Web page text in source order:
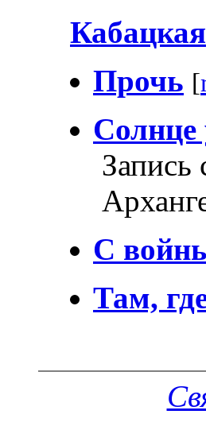
Кабацкая
Прочь [
Солнце
Запись
С
Там,